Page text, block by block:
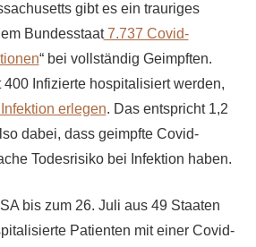
gibt es ein trauriges
Bundesstaat7.737 Covid-
“ bei vollständig Geimpften.
400 Infizierte hospitalisiert werden,
erlegen. Das entspricht 1,2
dabei, dass geimpfte Covid-
Todesrisiko bei Infektion haben.
bis zum 26. Juli aus 49 Staaten
Patienten mit einer Covid-